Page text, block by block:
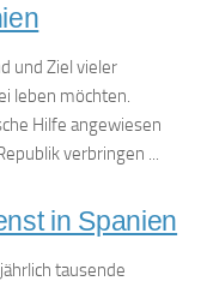
und Ziel vieler
leben möchten.
Hilfe angewiesen
verbringen ...
in Spanien
tausende